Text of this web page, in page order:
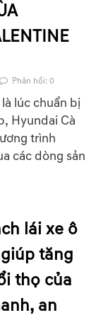
Phản hồi: 0
lúc chuẩn bị
Hyundai Cà
trình
các dòng sản
lái xe ô
tăng
thọ của
an